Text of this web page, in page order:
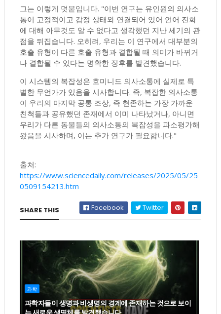
그는 이렇게 덧붙입니다. "이번 연구는 유인원의 의사소
통이 고정적이고 감정 상태와 연결되어 있어 언어 진화
에 대해 아무것도 알 수 없다고 생각했던 지난 세기의 관
점을 뒤집습니다. 오히려, 우리는 이 연구에서 대부분의
호출 유형이 다른 호출 유형과 결합될 때 의미가 바뀌거
나 결합될 수 있다는 명확한 징후를 발견했습니다.
이 시스템의 복잡성은 호미니드 의사소통에 실제로 특
별한 무언가가 있음을 시사합니다. 즉, 복잡한 의사소통
이 우리의 마지막 공통 조상, 즉 현존하는 가장 가까운
친척들과 공유했던 존재에서 이미 나타났거나, 아니면
우리가 다른 동물들의 의사소통의 복잡성을 과소평가해
왔음을 시사하며, 이는 추가 연구가 필요합니다."
출처:
https://www.sciencedaily.com/releases/2025/05/25
0509154213.htm
SHARE THIS Facebook Twitter
과학
과학자들이 생명과 비생명의 경계에 존재하는 것으로 보이